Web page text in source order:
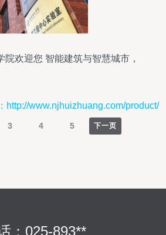
院欢迎您 智能建筑与智慧城市，
http://www.njhuizhuang.com/product/
3 4 5 下一页
：025-893**